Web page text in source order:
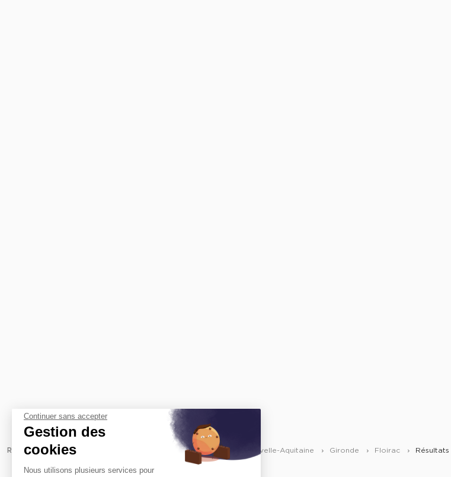
Revenir à l'accueil - Achat Bureaux Nouvelle-Aquitaine Gironde Floirac
Continuer sans accepter
Gestion des
cookies
Nous utilisons plusieurs services pour